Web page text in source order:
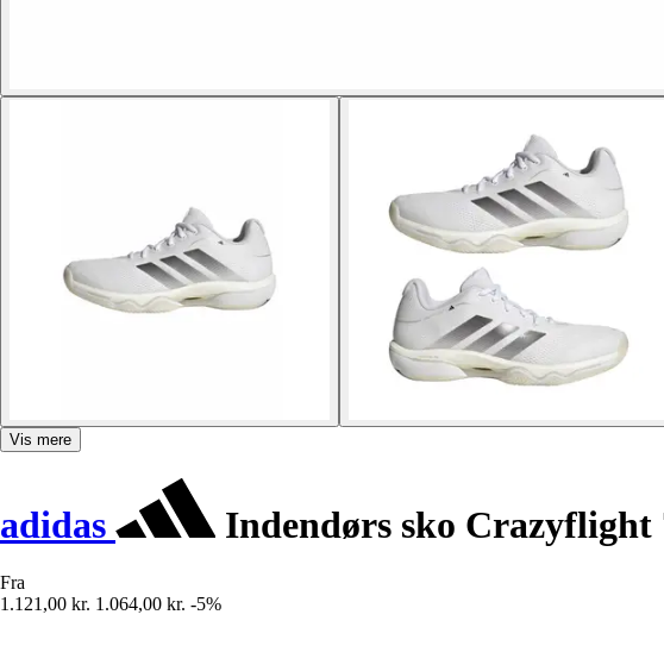
Vis mere
adidas Indendørs sko Crazyflight
Fra
1.121,00 kr. 1.064,00 kr. -5%